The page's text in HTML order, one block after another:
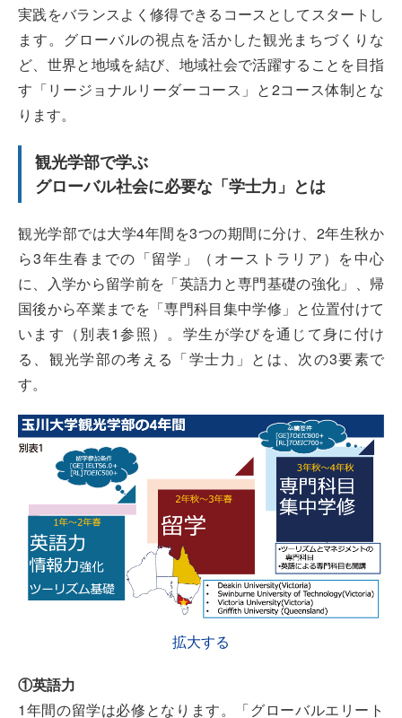
実践をバランスよく修得できるコースとしてスタートし
ます。グローバルの視点を活かした観光まちづくりな
ど、世界と地域を結び、地域社会で活躍することを目指
す「リージョナルリーダーコース」と2コース体制とな
ります。
観光学部で学ぶ
グローバル社会に必要な「学士力」とは
観光学部では大学4年間を3つの期間に分け、2年生秋か
ら3年生春までの「留学」（オーストラリア）を中心
に、入学から留学前を「英語力と専門基礎の強化」、帰
国後から卒業までを「専門科目集中学修」と位置付けて
います（別表1参照）。学生が学びを通じて身に付け
る、観光学部の考える「学士力」とは、次の3要素で
す。
拡大する
①英語力
1年間の留学は必修となります。「グローバルエリート